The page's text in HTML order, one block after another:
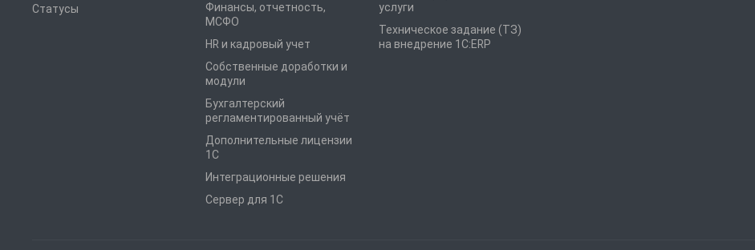
Статусы
Финансы, отчетность,
МСФО
HR и кадровый учет
Собственные доработки и
модули
Бухгалтерский
регламентированный учёт
Дополнительные лицензии
1С
Интеграционные решения
Сервер для 1С
услуги
Техническое задание (ТЗ)
на внедрение 1С:ERP